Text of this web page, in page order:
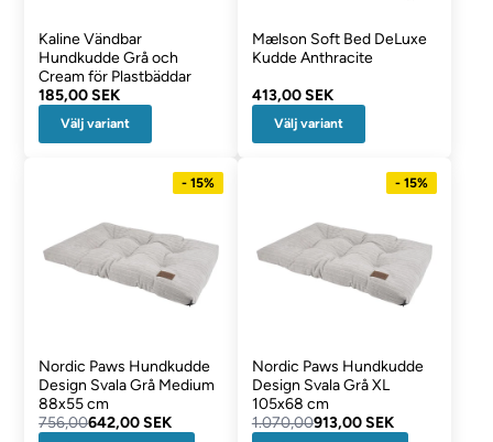
Kaline Vändbar
Hundkudde Grå och
Cream för Plastbäddar
185,00 SEK
Välj variant
Mælson Soft Bed DeLuxe
Kudde Anthracite
413,00 SEK
Välj variant
- 15%
Nordic Paws Hundkudde
Design Svala Grå Medium
88x55 cm
756,00642,00 SEK
- 15%
Nordic Paws Hundkudde
Design Svala Grå XL
105x68 cm
1.070,00913,00 SEK